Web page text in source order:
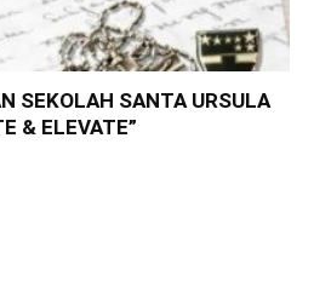
SEKOLAH SANTA URSULA
& ELEVATE”